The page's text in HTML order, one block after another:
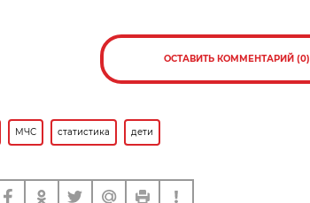
ОСТАВИТЬ КОММЕНТАРИЙ (0)
МЧС статистика дети